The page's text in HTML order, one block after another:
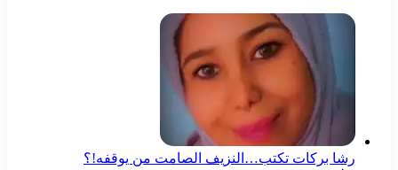
بركات تكتب…النزيف الصامت من يوقفه!؟